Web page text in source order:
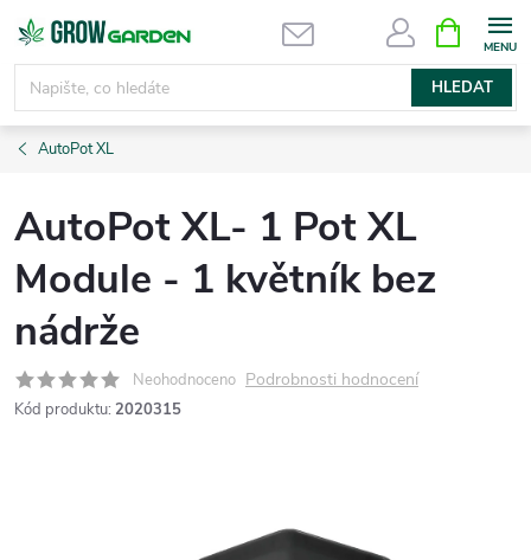
Přejít
obsah
HLEDAT
NÁKUPNÍ
KOŠÍK
AutoPot XL
AutoPot XL- 1 Pot XL
Module - 1 květník bez
nádrže
Neohodnoceno Podrobnosti hodnocení
Kód produktu: 2020315